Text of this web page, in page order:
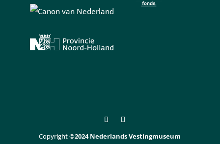
Copyright©2024 Nederlands Vestingmuseum